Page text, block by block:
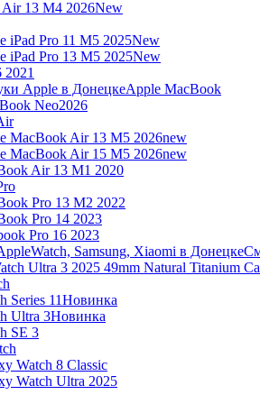
Air 13 M4 2026New
iPad Pro 11 M5 2025New
iPad Pro 13 M5 2025New
Apple MacBook
Neo2026
MacBook Air 13 M5 2026new
MacBook Air 15 M5 2026new
Air 13 M1 2020
Pro 13 M2 2022
Pro 14 2023
Pro 16 2023
Series 11Новинка
Ultra 3Новинка
SE 3
Watch 8 Classic
Watch Ultra 2025